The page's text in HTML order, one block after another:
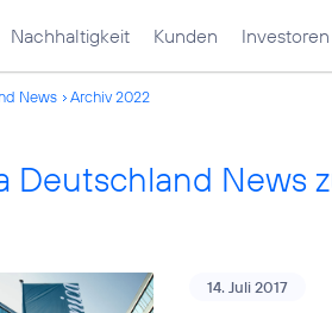
Nachhaltigkeit Kunden Investoren
News Archiv 2022
Deutschland News
14. Juli 2017